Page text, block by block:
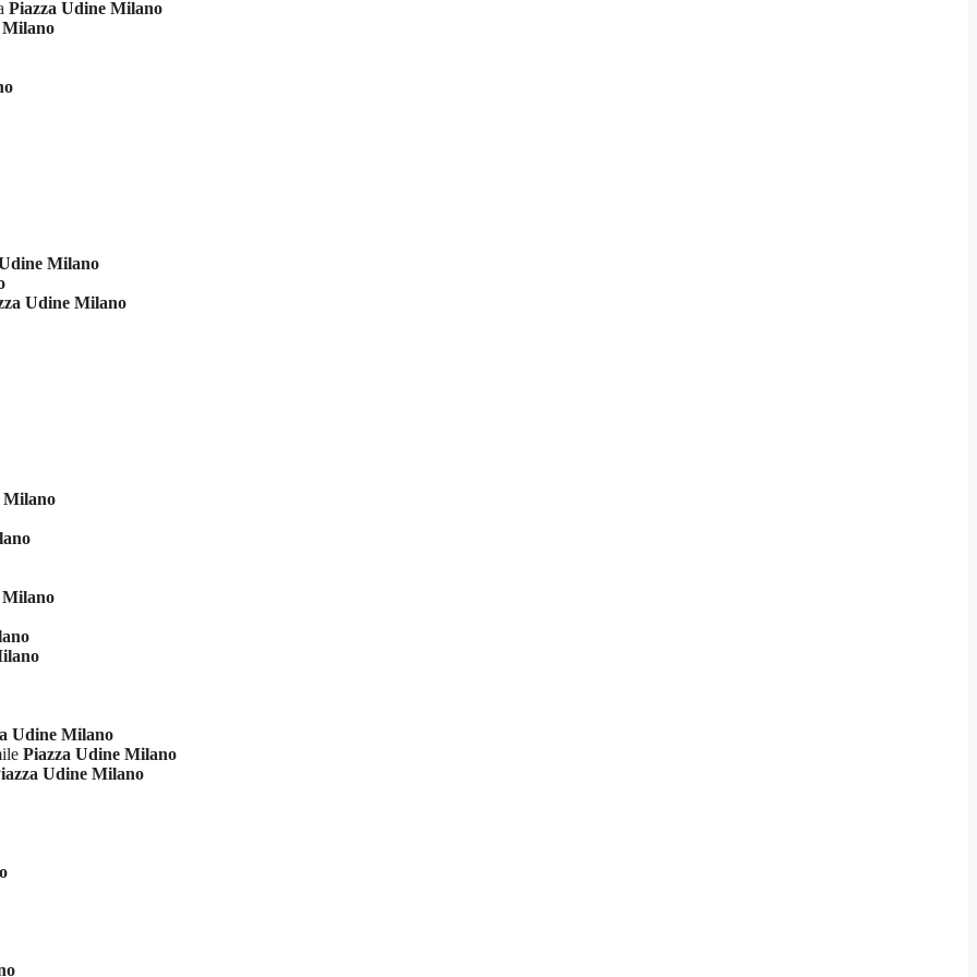
Piazza Udine Milano
Milano
Milano
Udine Milano
Milano
Milano
Udine Milano
Piazza Udine Milano
Udine Milano